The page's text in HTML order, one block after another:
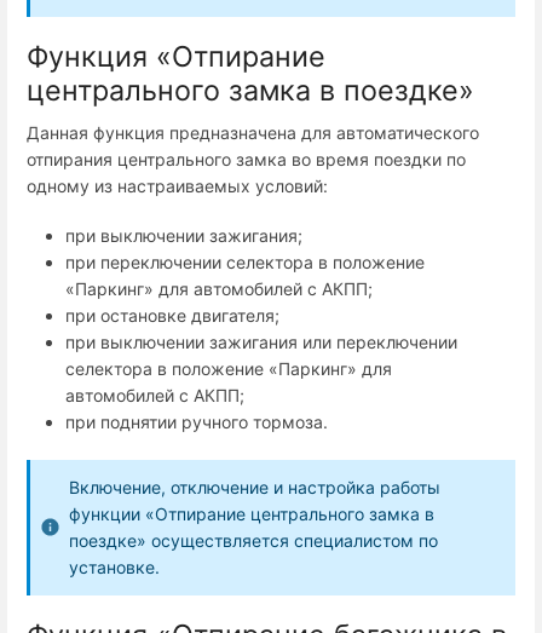
Функция «Отпирание
центрального замка в поездке»
Данная функция предназначена для автоматического
отпирания центрального замка во время поездки по
одному из настраиваемых условий:
при выключении зажигания;
при переключении селектора в положение
«Паркинг» для автомобилей с АКПП;
при остановке двигателя;
при выключении зажигания или переключении
селектора в положение «Паркинг» для
автомобилей с АКПП;
при поднятии ручного тормоза.
Включение, отключение и настройка работы
функции «Отпирание центрального замка в
поездке» осуществляется специалистом по
установке.